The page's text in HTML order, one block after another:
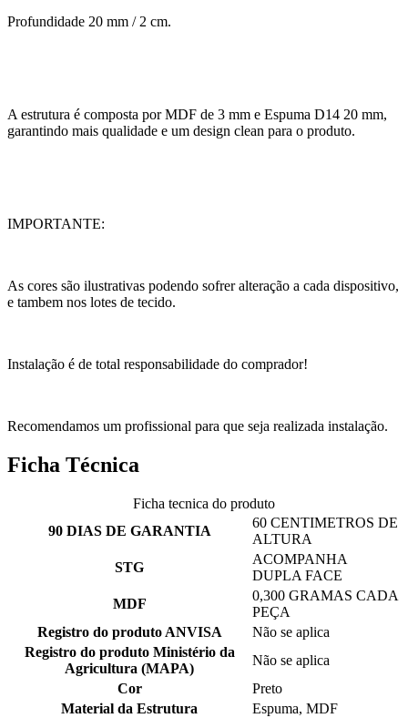
Profundidade 20 mm / 2 cm.
A estrutura é composta por MDF de 3 mm e Espuma D14 20 mm,
garantindo mais qualidade e um design clean para o produto.
IMPORTANTE:
As cores são ilustrativas podendo sofrer alteração a cada dispositivo,
e tambem nos lotes de tecido.
Instalação é de total responsabilidade do comprador!
Recomendamos um profissional para que seja realizada instalação.
Ficha Técnica
Ficha tecnica do produto
90 DIAS DE GARANTIA
60 CENTIMETROS DE
ALTURA
STG
ACOMPANHA
DUPLA FACE
MDF
0,300 GRAMAS CADA
PEÇA
Registro do produto ANVISA
Não se aplica
Registro do produto Ministério da
Agricultura (MAPA)
Não se aplica
Cor
Preto
Material da Estrutura
Espuma, MDF